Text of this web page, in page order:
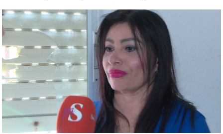
Sara Ruiz
Publicado:08 de abril de 2024, 18:30
WhatsappFacebook Flipboard